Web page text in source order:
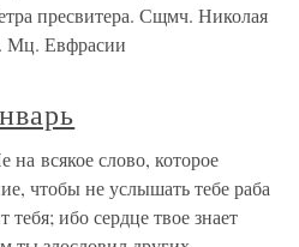
пресвитера. Сщмч. Николая
Мц. Евфрасии
всякое слово, которое
чтобы не услышать тебе раба
тебя; ибо сердце твое знает